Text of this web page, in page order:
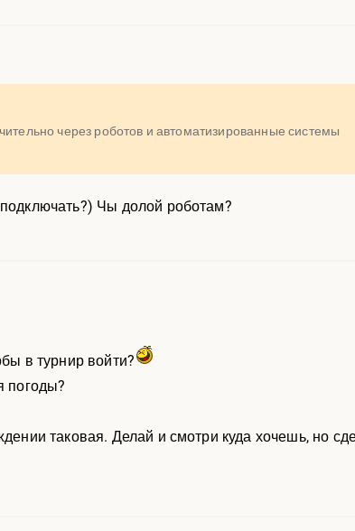
через роботов и автоматизированные системы
Чы долой роботам?
в турнир войти?
погоды?
таковая. Делай и смотри куда хочешь, но